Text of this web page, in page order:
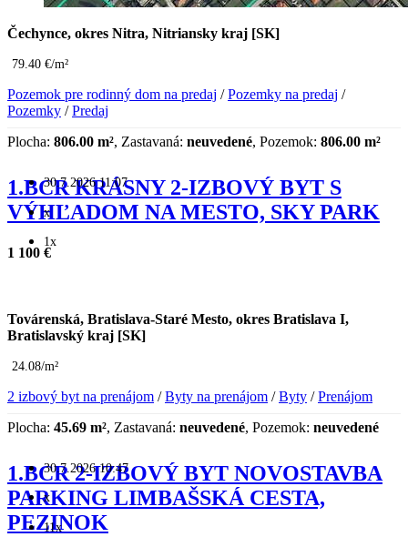
Čechynce, okres Nitra, Nitriansky kraj [SK]
79.40 €/m²
Pozemok pre rodinný dom na predaj /Pozemky na predaj /
Pozemky /Predaj
Plocha: 806.00 m², Zastavaná: neuvedené, Pozemok: 806.00 m²
30.7.2026 11:07
x
1x
1.BCR KRÁSNY 2-IZBOVÝ BYT S
VÝHĽADOM NA MESTO, SKY PARK
1 100 €
Továrenská, Bratislava-Staré Mesto, okres Bratislava I,
Bratislavský kraj [SK]
24.08/m²
2 izbový byt na prenájom /Byty na prenájom /Byty /Prenájom
Plocha: 45.69 m², Zastavaná: neuvedené, Pozemok: neuvedené
30.7.2026 10:47
x
11x
1.BCR 2-IZBOVÝ BYT NOVOSTAVBA
PARKING LIMBAŠSKÁ CESTA,
PEZINOK